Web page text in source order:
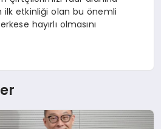
ilk etkinliği olan bu önemli
hayırlı olmasını